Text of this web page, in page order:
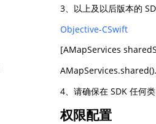
查询目标区域当前/未来天气
通过基站、Wifi获取位置信息
智
物
提供
公
3、以上及以后版本的
Objective-CSwift
4、请确保在 SDK 任何
权限配置